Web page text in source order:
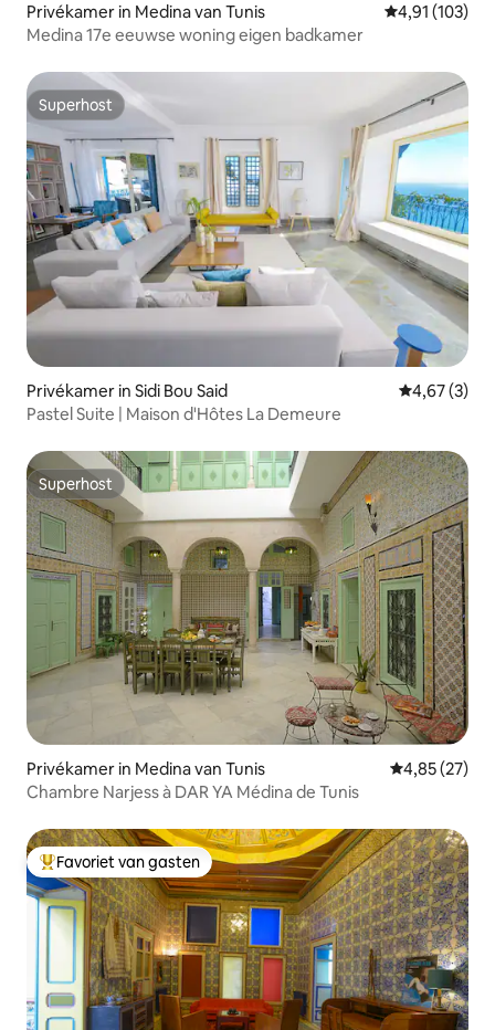
Privékamer in Medina van Tunis Gemiddelde
4,91 (103)
Medina 17e eeuwse woning eigen badkamer
Superhost
Superhost
Privékamer in Sidi Bou Said
4,67 (3)
Pastel Suite | Maison d'Hôtes La Demeure
Superhost
Superhost
Privékamer in Medina van Tunis Gemiddelde
4,85 (27)
Chambre Narjess à DAR YA Médina de Tunis
Topfavoriet van gasten
Favoriet van gasten